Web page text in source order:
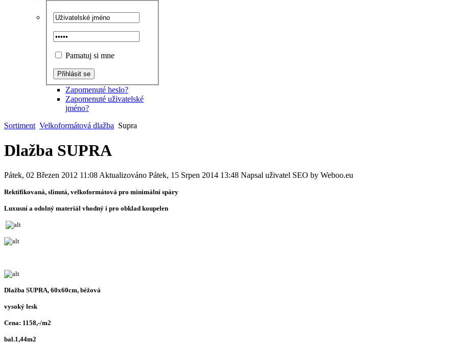
Pamatuj si mne
Zapomenuté heslo?
Zapomenuté uživatelské
jméno?
Sortiment Velkoformátová dlažba Supra
Dlažba SUPRA
Pátek, 02 Březen 2012 11:08Aktualizováno Pátek, 15 Srpen 2014 13:48 Napsal uživatel SEO by Weboo.eu
Rektifikovaná, slinutá, velkoformátová pro minimální spáry
Luxusní a odolný materiál vhodný i pro obklad koupelen
Dlažba SUPRA, 60x60cm, béžová
vysoký lesk
Cena: 1158,-/m2
bal.1,44m2